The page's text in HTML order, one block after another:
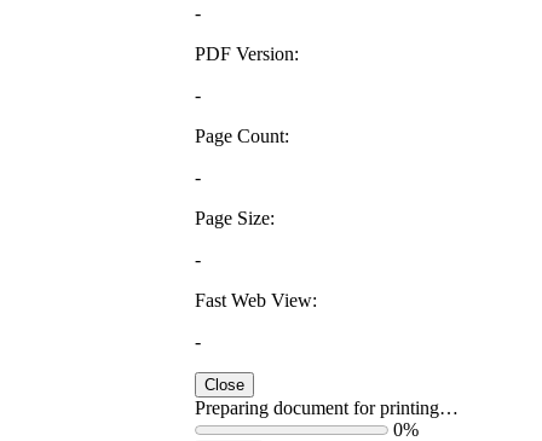
-
PDF Version:
-
Page Count:
-
Page Size:
-
Fast Web View:
-
Close
Preparing document for printing…
0%